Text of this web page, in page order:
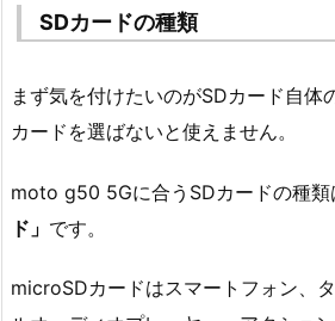
SDカードの種類
まず気を付けたいのがSDカード自体
カードを選ばないと使えません。
moto g50 5Gに合うSDカードの種類
ド」 です。
microSDカードはスマートフォン、